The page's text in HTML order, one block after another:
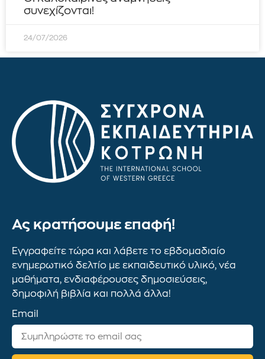
συνεχίζονται!
24/07/2026
Ας κρατήσουμε επαφή!
Εγγραφείτε τώρα και λάβετε το εβδομαδιαίο
ενημερωτικό δελτίο με εκπαιδευτικό υλικό, νέα
μαθήματα, ενδιαφέρουσες δημοσιεύσεις,
δημοφιλή βιβλία και πολλά άλλα!
Email